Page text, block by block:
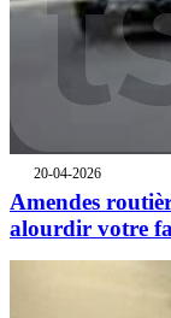
20-04-2026
Amendes
alourdir votre